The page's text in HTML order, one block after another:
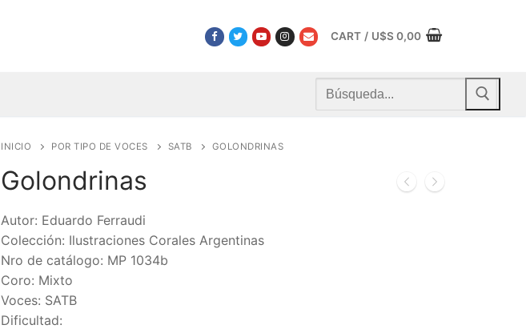
CART / U$S 0,00
Buscar
INICIO POR TIPO DE VOCES SATB GOLONDRINAS
Golondrinas
Autor: Eduardo Ferraudi
Colección: Ilustraciones Corales Argentinas
Nro de catálogo: MP 1034b
Coro: Mixto
Voces: SATB
Dificultad: